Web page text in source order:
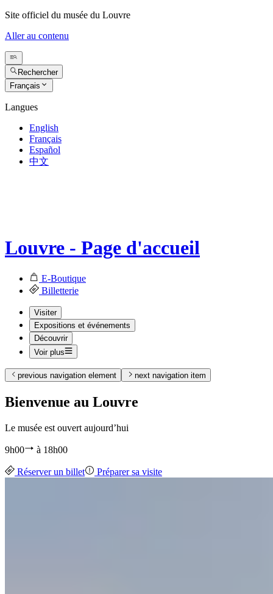
Site officiel du musée du Louvre
Aller au contenu
Rechercher
Français
Langues
English
Français
Español
中文
Louvre - Page d'accueil
E-Boutique
Billetterie
Visiter
Expositions et événements
Découvrir
Voir plus
previous navigation element next navigation item
Bienvenue au Louvre
Le musée est ouvert aujourd’hui
9h00 à 18h00
Réserver un billet Préparer sa visite